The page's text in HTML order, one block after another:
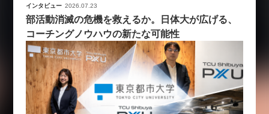
インタビュー 2026.07.23
部活動消滅の危機を救えるか。日体大が広げる、
コーチングノウハウの新たな可能性